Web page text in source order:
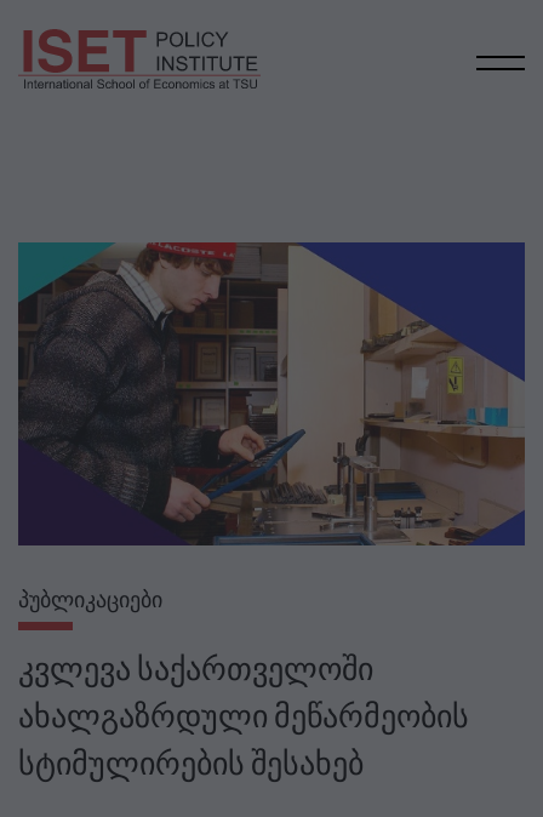
ᲞᲣᲑᲚᲘᲙᲐᲪᲘᲔᲑᲘ
კვლევა საქართველოში
ახალგაზრდული მეწარმეობის
სტიმულირების შესახებ